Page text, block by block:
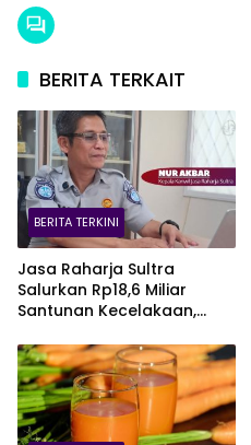
BERITA TERKAIT
BERITA TERKINI
Jasa Raharja Sultra
Salurkan Rp18,6 Miliar
Santunan Kecelakaan,
Terbanyak